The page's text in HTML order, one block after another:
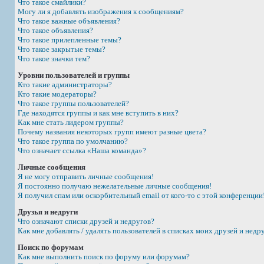
Что такое смайлики?
Могу ли я добавлять изображения к сообщениям?
Что такое важные объявления?
Что такое объявления?
Что такое прилепленные темы?
Что такое закрытые темы?
Что такое значки тем?
Уровни пользователей и группы
Кто такие администраторы?
Кто такие модераторы?
Что такое группы пользователей?
Где находятся группы и как мне вступить в них?
Как мне стать лидером группы?
Почему названия некоторых групп имеют разные цвета?
Что такое группа по умолчанию?
Что означает ссылка «Наша команда»?
Личные сообщения
Я не могу отправить личные сообщения!
Я постоянно получаю нежелательные личные сообщения!
Я получил спам или оскорбительный email от кого-то с этой конференции!
Друзья и недруги
Что означают списки друзей и недругов?
Как мне добавлять / удалять пользователей в списках моих друзей и
Поиск по форумам
Как мне выполнить поиск по форуму или форумам?